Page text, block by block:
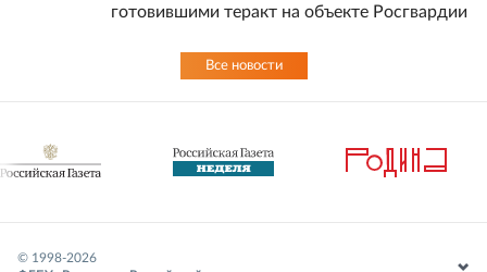
готовившими теракт на объекте Росгвардии
Все новости
© 1998-2026